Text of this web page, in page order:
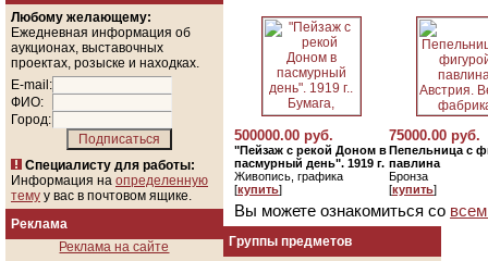
Любому желающему:
Ежедневная информация об
аукционах, выставочных
проектах, розыске и находках.
E-mail:
ФИО:
Город:
Специалисту для работы:
Информация на определенную
тему у вас в почтовом ящике.
Реклама
Реклама на сайте
500000.00 руб.
"Пейзаж с рекой Доном в
пасмурный день". 1919 г.
Живопись, графика
[купить]
75000.00 руб.
Пепельница с
павлина
Бронза
[купить]
Вы можете ознакомиться со
Группы предметов